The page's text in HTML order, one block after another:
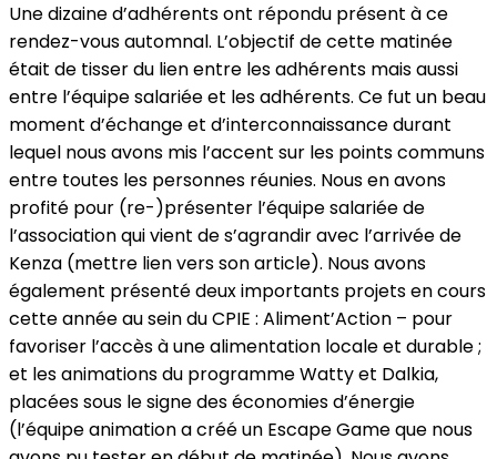
Une dizaine d’adhérents ont répondu présent à ce
rendez-vous automnal. L’objectif de cette matinée
était de tisser du lien entre les adhérents mais aussi
entre l’équipe salariée et les adhérents. Ce fut un beau
moment d’échange et d’interconnaissance durant
lequel nous avons mis l’accent sur les points communs
entre toutes les personnes réunies. Nous en avons
profité pour (re-)présenter l’équipe salariée de
l’association qui vient de s’agrandir avec l’arrivée de
Kenza (mettre lien vers son article). Nous avons
également présenté deux importants projets en cours
cette année au sein du CPIE : Aliment’Action – pour
favoriser l’accès à une alimentation locale et durable ;
et les animations du programme Watty et Dalkia,
placées sous le signe des économies d’énergie
(l’équipe animation a créé un Escape Game que nous